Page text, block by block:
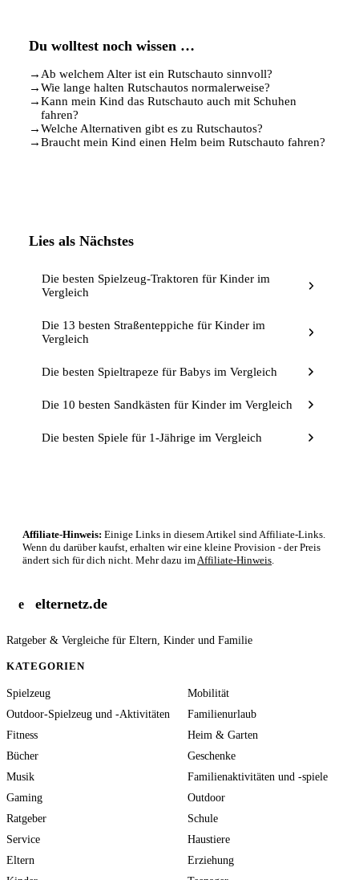
Du wolltest noch wissen …
→ Ab welchem Alter ist ein Rutschauto sinnvoll?
→Wie lange halten Rutschautos normalerweise?
→Kann mein Kind das Rutschauto auch mit Schuhen
fahren?
→Welche Alternativen gibt es zu Rutschautos?
→Braucht mein Kind einen Helm beim Rutschauto fahren?
Lies als Nächstes
Die besten Spielzeug-Traktoren für Kinder im
Vergleich
Die 13 besten Straßenteppiche für Kinder im
Vergleich
Die besten Spieltrapeze für Babys im Vergleich
Die 10 besten Sandkästen für Kinder im Vergleich
Die besten Spiele für 1-Jährige im Vergleich
Affiliate-Hinweis: Einige Links in diesem Artikel sind Affiliate-Links.
Wenn du darüber kaufst, erhalten wir eine kleine Provision - der Preis
ändert sich für dich nicht. Mehr dazu im Affiliate-Hinweis
e elternetz.de
Ratgeber & Vergleiche für Eltern, Kinder und Familie
KATEGORIEN
Spielzeug
Mobilität
Outdoor-Spielzeug und -Aktivitäten
Familienurlaub
Fitness
Heim & Garten
Bücher
Geschenke
Musik
Familienaktivitäten und -spiele
Gaming
Outdoor
Ratgeber
Schule
Service
Haustiere
Eltern
Erziehung